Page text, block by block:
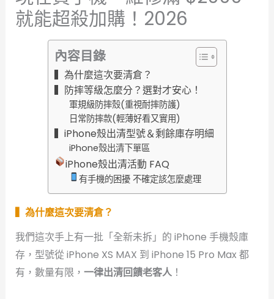
就能超殺加購！2026
內容目錄
▍為什麼這次要清倉？
▍防摔等級怎麼分？選對才安心！
軍規級防摔殼(重視耐摔防護)
日常防摔款(輕薄好看又實用)
▍iPhone殼出清型號＆剩餘庫存明細
iPhone殼出清下單區
iPhone殼出清活動 FAQ
有手機的困擾 不確定該怎麼處理
▍為什麼這次要清倉？
我們這次手上有一批「全新未拆」的 iPhone 手機殼庫
存，型號從 iPhone XS MAX 到 iPhone 15 Pro Max 都
有，數量有限， 一律出清回饋老客人！